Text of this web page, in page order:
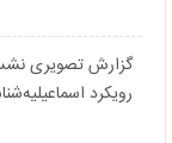
گزارش تصویری
رویکرد